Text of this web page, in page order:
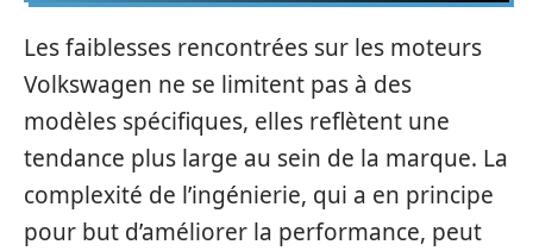
Les faiblesses rencontrées sur les moteurs
Volkswagen ne se limitent pas à des
modèles spécifiques, elles reflètent une
tendance plus large au sein de la marque. La
complexité de l’ingénierie, qui a en principe
pour but d’améliorer la performance, peut